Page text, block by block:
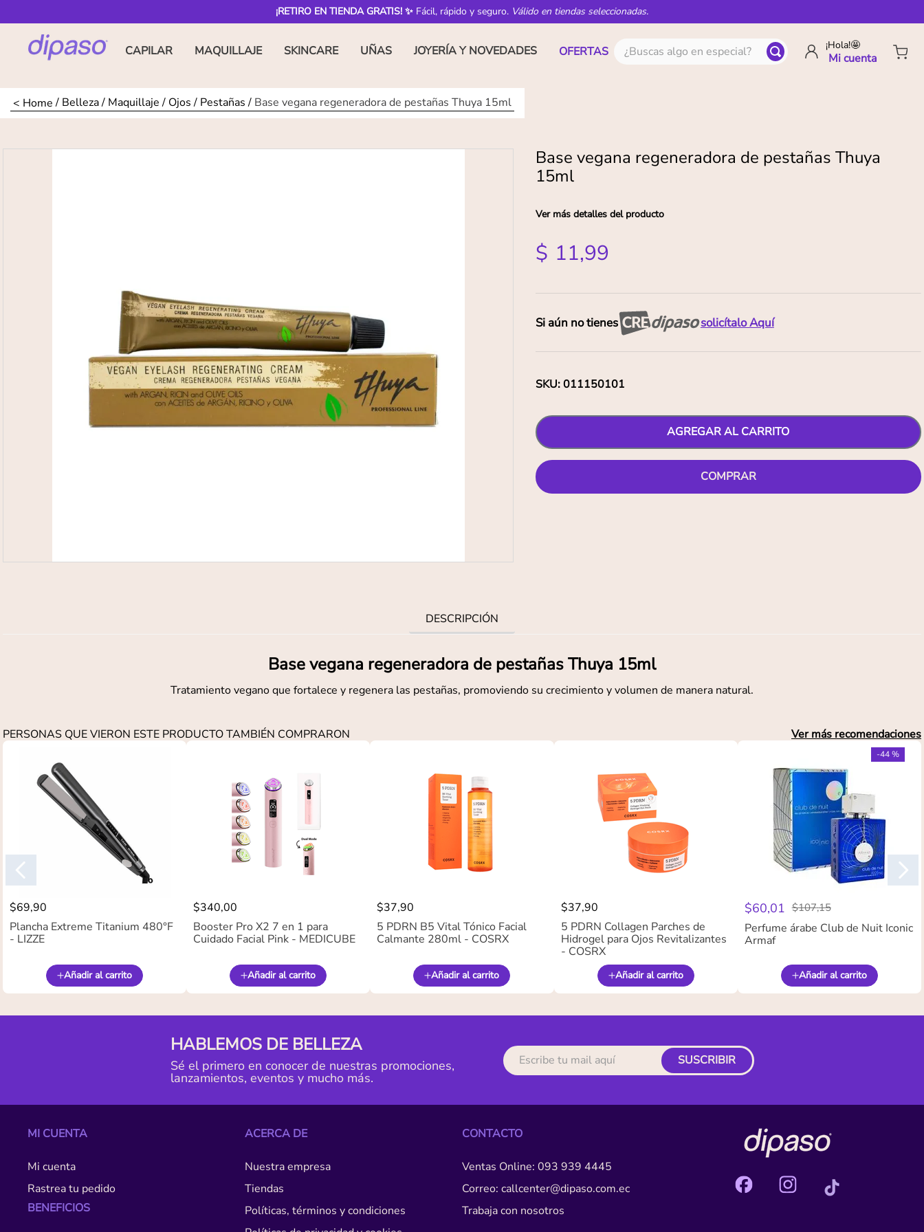
¡RETIRO EN TIENDA GRATIS! ✨ Fácil, rápido y seguro. Válido en tiendas seleccionadas.
CAPILAR MAQUILLAJE SKINCARE UÑAS JOYERÍA Y NOVEDADES OFERTAS ¿Buscas algo en especial? ¡Hola!🤩
Belleza Maquillaje Ojos Pestañas Base vegana regeneradora de pestañas Thuya 15ml
Base vegana regeneradora de pestañas Thuya
15ml
Ver más detalles del producto
$ 11,99
Si aún no tienes solicítalo Aquí
SKU:011150101
AGREGAR AL CARRITO
COMPRAR
DESCRIPCIÓN
Base vegana regeneradora de pestañas Thuya 15ml
Tratamiento vegano que fortalece y regenera las pestañas, promoviendo su crecimiento y volumen de manera natural.
PERSONAS QUE VIERON ESTE PRODUCTO TAMBIÉN COMPRARON Ver más recomendaciones
$69,90
Plancha Extreme Titanium 480°F
- LIZZE
Añadir al carrito
$340,00
Booster Pro X2 7 en 1 para
Cuidado Facial Pink - MEDICUBE
Añadir al carrito
$37,90
5 PDRN B5 Vital Tónico Facial
Calmante 280ml - COSRX
Añadir al carrito
$37,90
5 PDRN Collagen Parches de
Hidrogel para Ojos Revitalizantes
- COSRX
Añadir al carrito
-44 %
$60,01 $107,15
Perfume árabe Club de Nuit Iconic
Armaf
Añadir al carrito
HABLEMOS DE BELLEZA
Sé el primero en conocer de nuestras promociones,
lanzamientos, eventos y mucho más.
SUSCRIBIR
MI CUENTA
Mi cuenta
Rastrea tu pedido
BENEFICIOS
ACERCA DE
Nuestra empresa
Tiendas
Políticas, términos y condiciones
CONTACTO
Ventas Online: 093 939 4445
Correo: callcenter@dipaso.com.ec
Trabaja con nosotros